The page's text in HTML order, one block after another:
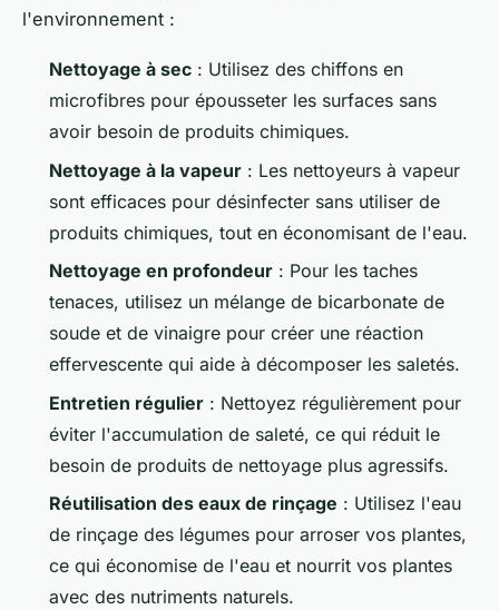
l'environnement :
Nettoyage à sec : Utilisez des chiffons en
microfibres pour épousseter les surfaces sans
avoir besoin de produits chimiques.
Nettoyage à la vapeur : Les nettoyeurs à vapeur
sont efficaces pour désinfecter sans utiliser de
produits chimiques, tout en économisant de l'eau.
Nettoyage en profondeur : Pour les taches
tenaces, utilisez un mélange de bicarbonate de
soude et de vinaigre pour créer une réaction
effervescente qui aide à décomposer les saletés.
Entretien régulier : Nettoyez régulièrement pour
éviter l'accumulation de saleté, ce qui réduit le
besoin de produits de nettoyage plus agressifs.
Réutilisation des eaux de rinçage : Utilisez l'eau
de rinçage des légumes pour arroser vos plantes,
ce qui économise de l'eau et nourrit vos plantes
avec des nutriments naturels.